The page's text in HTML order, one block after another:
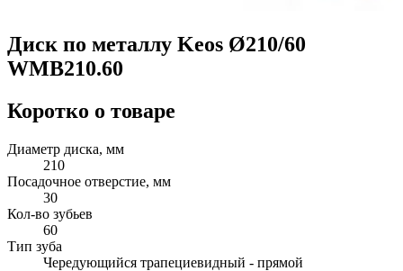
Диск по металлу Keos Ø210/60
WMB210.60
Коротко о товаре
Диаметр диска, мм
210
Посадочное отверстие, мм
30
Кол-во зубьев
60
Тип зуба
Чередующийся трапециевидный - прямой